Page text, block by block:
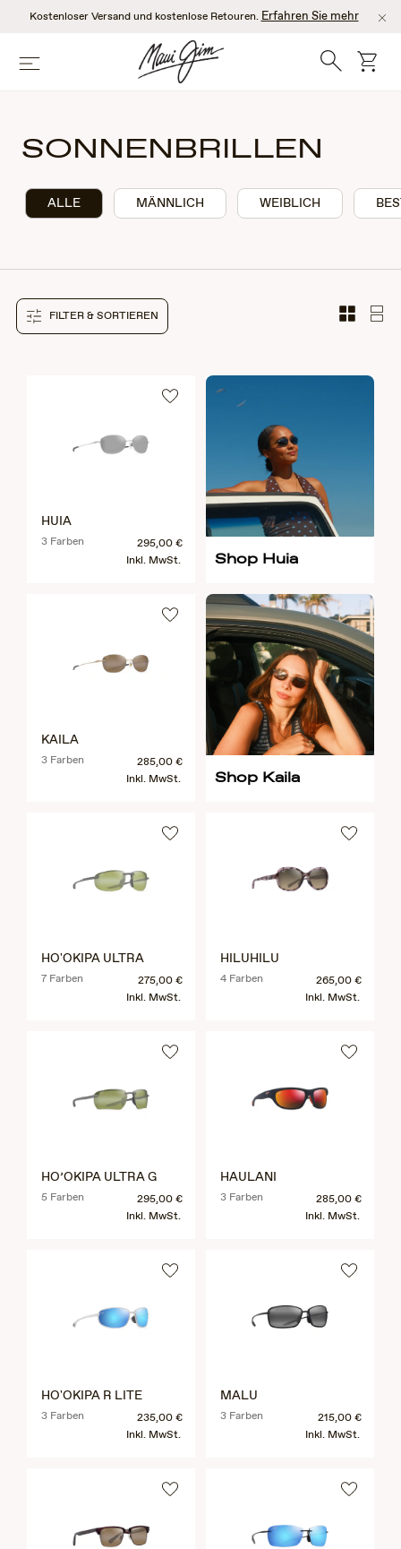
Kostenloser Versand und kostenlose Retouren. Erfahren Sie mehr
Speisekarte Suche
SONNENBRILLEN
ALLE MÄNNLICH WEIBLICH
FILTER & SORTIEREN
HUIA
3 Farben
295,00 €
Inkl. MwSt.
Shop Huia
KAILA
3 Farben
285,00 €
Inkl. MwSt.
Shop Kaila
HO'OKIPA ULTRA
7 Farben
275,00 €
Inkl. MwSt.
HILUHILU
4 Farben
265,00 €
Inkl. MwSt.
HO’OKIPA ULTRA G
5 Farben
295,00 €
Inkl. MwSt.
HAULANI
3 Farben
285,00 €
Inkl. MwSt.
HO'OKIPA R LITE
3 Farben
235,00 €
Inkl. MwSt.
MALU
3 Farben
215,00 €
Inkl. MwSt.